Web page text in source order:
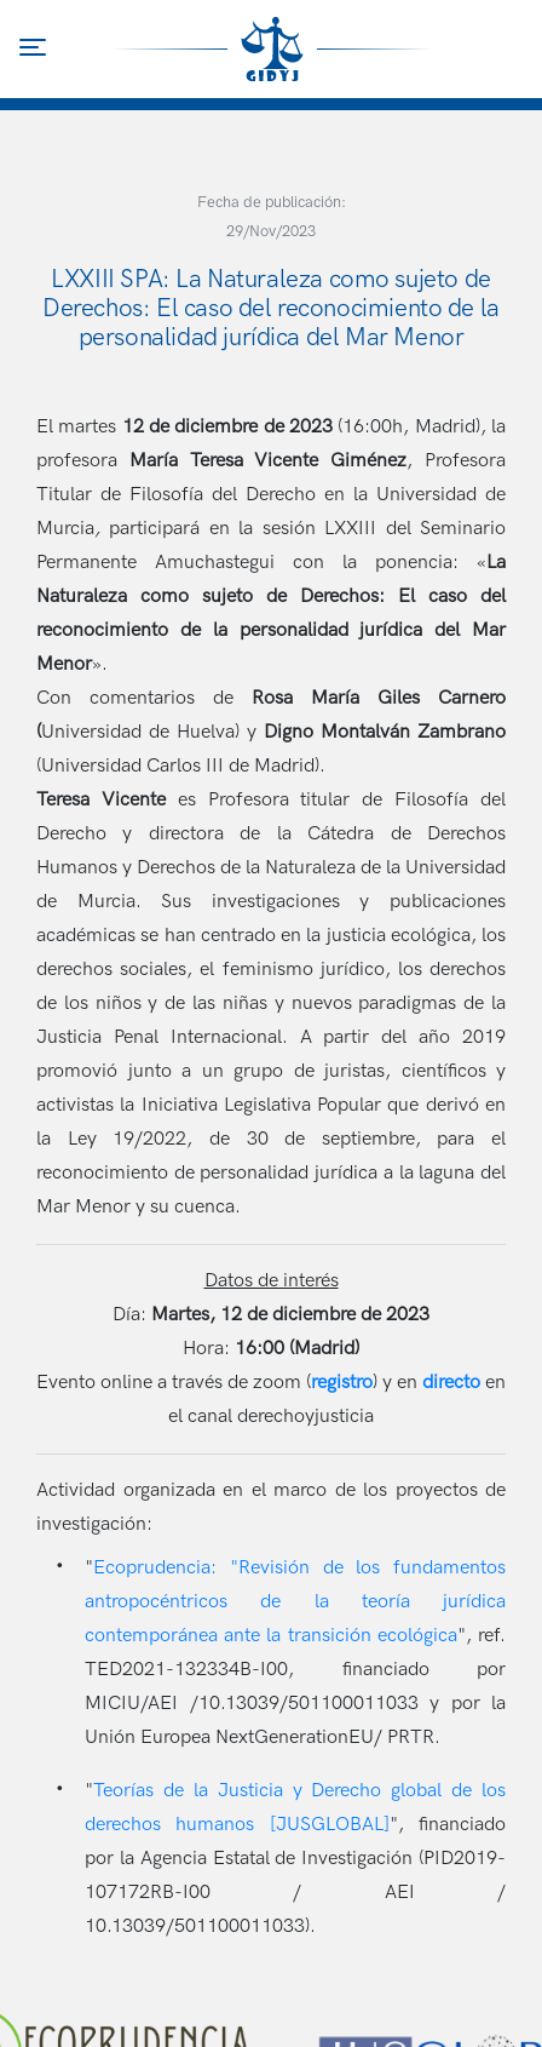
principal
Fecha de publicación:
29/Nov/2023
LXXIII SPA: La Naturaleza como sujeto de
Derechos: El caso del reconocimiento de la
personalidad jurídica del Mar Menor
El martes 12 de diciembre de 2023 (16:00h, Madrid), la
profesora María Teresa Vicente Giménez, Profesora
Titular de Filosofía del Derecho en la Universidad de
Murcia, participará en la sesión LXXIII del Seminario
Permanente Amuchastegui con la ponencia: «La
Naturaleza como sujeto de Derechos: El caso del
reconocimiento de la personalidad jurídica del Mar
Menor».
Con comentarios de Rosa María Giles Carnero
(Universidad de Huelva) y Digno Montalván Zambrano
(Universidad Carlos III de Madrid).
Teresa Vicentees Profesora titular de Filosofía del
Derecho y directora de la Cátedra de Derechos
Humanos y Derechos de la Naturaleza de la Universidad
de Murcia. Sus investigaciones y publicaciones
académicas se han centrado en la justicia ecológica, los
derechos sociales, el feminismo jurídico, los derechos
de los niños y de las niñas y nuevos paradigmas de la
Justicia Penal Internacional. A partir del año 2019
promovió junto a un grupo de juristas, científicos y
activistas la Iniciativa Legislativa Popular que derivó en
la Ley 19/2022, de 30 de septiembre, para el
reconocimiento de personalidad jurídica a la laguna del
Mar Menor y su cuenca.
Datos de interés
Día: Martes, 12 de diciembre de 2023
Hora: 16:00 (Madrid)
Evento online a través de zoom (registro) y en directo en
el canal derechoyjusticia
Actividad organizada en el marco de los proyectos de
investigación:
"Ecoprudencia: "Revisión de los fundamentos
antropocéntricos de la teoría jurídica
contemporánea ante la transición ecológica", ref.
TED2021-132334B-I00, financiado por
MICIU/AEI /10.13039/501100011033 y por la
Unión Europea NextGenerationEU/ PRTR.
"Teorías de la Justicia y Derecho global de los
derechos humanos [JUSGLOBAL] ", financiado
por la Agencia Estatal de Investigación (PID2019-
107172RB-I00 / AEI /
10.13039/501100011033).